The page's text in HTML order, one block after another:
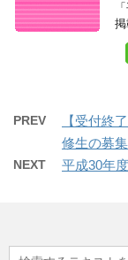
PREV
【受付終
修生の募集
NEXT 平成30年